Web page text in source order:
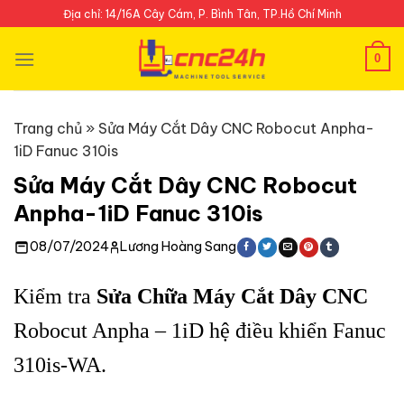
to
content
Địa chỉ: 14/16A Cây Cám, P. Bình Tân, TP.Hồ Chí Minh
0
Trang chủ » Sửa Máy Cắt Dây CNC Robocut Anpha-
1iD Fanuc 310is
Sửa Máy Cắt Dây CNC Robocut
Anpha-1iD Fanuc 310is
08/07/2024 Lương Hoàng Sang
Kiểm tra Sửa Chữa Máy Cắt Dây CNC
Robocut Anpha – 1iD hệ điều khiển Fanuc
310is-WA.